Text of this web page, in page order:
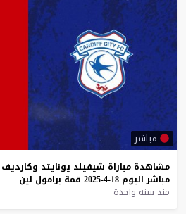
مباشر
مشاهدة مباراة شيفيلد يونايتد وكارديف
مباشر اليوم 18-4-2025 قمة برامول لين
منذ سنة واحدة